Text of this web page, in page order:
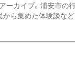
カイブ。浦安市の行
ら集めた体験談な